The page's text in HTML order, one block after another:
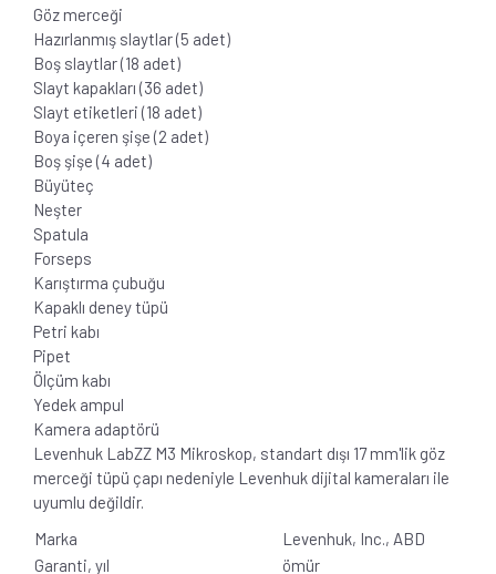
Göz merceği
Hazırlanmış slaytlar (5 adet)
Boş slaytlar (18 adet)
Slayt kapakları (36 adet)
Slayt etiketleri (18 adet)
Boya içeren şişe (2 adet)
Boş şişe (4 adet)
Büyüteç
Neşter
Spatula
Forseps
Karıştırma çubuğu
Kapaklı deney tüpü
Petri kabı
Pipet
Ölçüm kabı
Yedek ampul
Kamera adaptörü
Levenhuk LabZZ M3 Mikroskop, standart dışı 17 mm'lik göz
merceği tüpü çapı nedeniyle Levenhuk dijital kameraları ile
uyumlu değildir.
Marka
Levenhuk, Inc., ABD
Garanti, yıl
ömür